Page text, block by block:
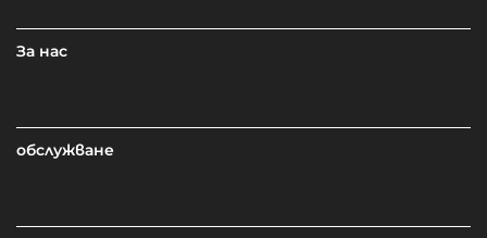
За нас
обслужване